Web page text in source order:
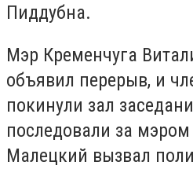
Пиддубна.
Мэр Кременчуга
объявил перерыв, и
покинули зал
последовали за мэром
Малецкий вызвал